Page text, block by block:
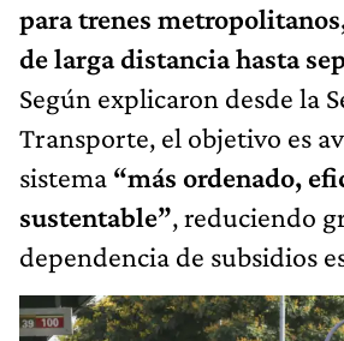
para trenes
de larga distancia hasta
Según explicaron desde la
Transporte, el objetivo es
sistema “más ordenado,
sustentable”, reduciendo
dependencia de subsidios